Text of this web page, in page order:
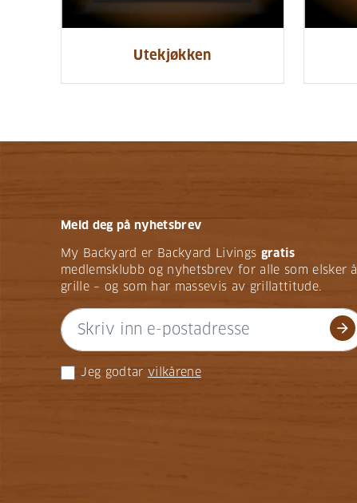
Utekjøkken
Meld deg på nyhetsbrev
My Backyard er Backyard Livings gratis
medlemsklubb og nyhetsbrev for alle som elsker å
grille – og som har massevis av grillattitude.
arrow_forward
Jeg godtar vilkårene